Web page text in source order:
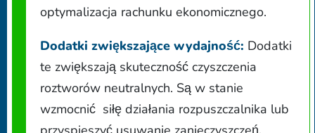
optymalizacja rachunku ekonomicznego.
Dodatki zwiększające wydajność: Dodatki
te zwiększają skuteczność czyszczenia
roztworów neutralnych. Są w stanie
wzmocnić siłę działania rozpuszczalnika lub